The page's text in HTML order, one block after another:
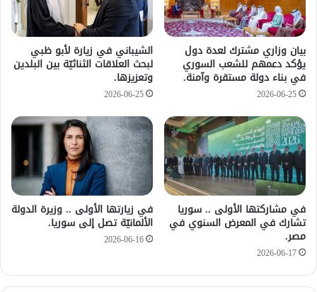
بيان وزاري مشترك لعدة دول
يؤكد دعمهم للشعب السوري
في بناء دولة مستقرة وآمنة.
2026-06-25
الشيباني في زيارة لأبو ظبي
لبحث العلاقات الثنائيّة بين البلدين
وتعزيزها.
2026-06-25
في مشاركتها الأولى .. سوريا
تشارك في المعرض السنوي في
مصر.
2026-06-17
في زيارتها الأولى .. وزيرة الدولة
الألمانيّة تصل إلى سوريا.
2026-06-16